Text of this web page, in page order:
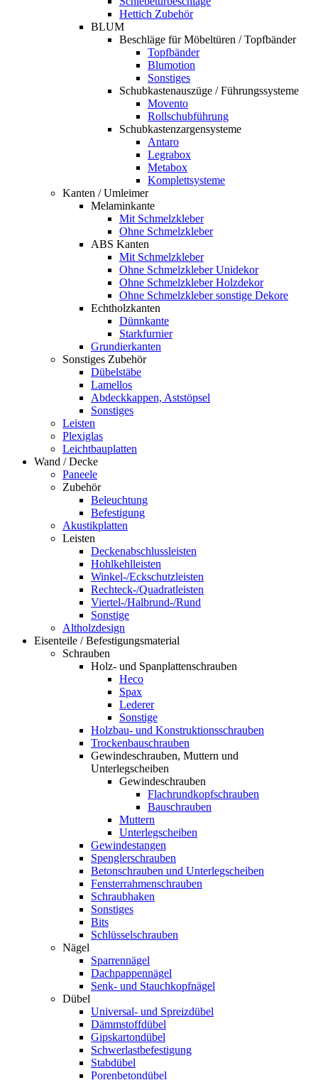
Hettich Zubehör
BLUM
Beschläge für Möbeltüren / Topfbänder
Topfbänder
Blumotion
Sonstiges
Schubkastenauszüge / Führungssysteme
Movento
Rollschubführung
Schubkastenzargensysteme
Antaro
Legrabox
Metabox
Komplettsysteme
Kanten / Umleimer
Melaminkante
Mit Schmelzkleber
Ohne Schmelzkleber
ABS Kanten
Mit Schmelzkleber
Ohne Schmelzkleber Unidekor
Ohne Schmelzkleber Holzdekor
Ohne Schmelzkleber sonstige Dekore
Echtholzkanten
Dünnkante
Starkfurnier
Grundierkanten
Sonstiges Zubehör
Dübelstäbe
Lamellos
Abdeckkappen, Aststöpsel
Sonstiges
Leisten
Plexiglas
Leichtbauplatten
Wand / Decke
Paneele
Zubehör
Beleuchtung
Befestigung
Akustikplatten
Leisten
Deckenabschlussleisten
Hohlkehlleisten
Winkel-/Eckschutzleisten
Rechteck-/Quadratleisten
Viertel-/Halbrund-/Rund
Sonstige
Altholzdesign
Eisenteile / Befestigungsmaterial
Schrauben
Holz- und Spanplattenschrauben
Heco
Spax
Lederer
Sonstige
Holzbau- und Konstruktionsschrauben
Trockenbauschrauben
Gewindeschrauben, Muttern und
Unterlegscheiben
Gewindeschrauben
Flachrundkopfschrauben
Bauschrauben
Muttern
Unterlegscheiben
Gewindestangen
Spenglerschrauben
Betonschrauben und Unterlegscheiben
Fensterrahmenschrauben
Schraubhaken
Sonstiges
Bits
Schlüsselschrauben
Nägel
Sparrennägel
Dachpappennägel
Senk- und Stauchkopfnägel
Dübel
Universal- und Spreizdübel
Dämmstoffdübel
Gipskartondübel
Schwerlastbefestigung
Stabdübel
Porenbetondübel